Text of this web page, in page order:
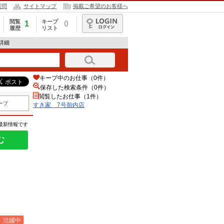
問 サイトマップ 掲載ご希望のお客様へ
閲覧
履歴
1
キープ
リスト
0
ログイン
細
プ
新情報です
活躍中
キープ中のお仕事（0件）
保存した検索条件（0件）
閲覧したお仕事（1件）
すき家 7号胎内店